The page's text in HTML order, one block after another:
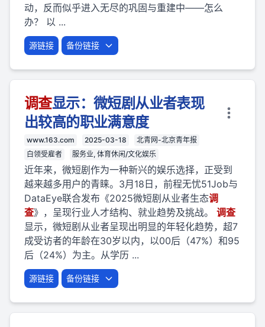
动，反而似乎进入无尽的巩固与重建中——怎么
办？ 以 ...
源链接 备份链接
调查显示：微短剧从业者表现
出较高的职业满意度
www.163.com 2025-03-18
北青网-北京青年报
白领受雇者
服务业, 体育休闲/文化娱乐
近年来，微短剧作为一种新兴的娱乐选择，正受到
越来越多用户的青睐。3月18日，前程无忧51Job与
DataEye联合发布《2025微短剧从业者生态调
查》，呈现行业人才结构、就业趋势及挑战。 调查
显示，微短剧从业者呈现出明显的年轻化趋势，超7
成受访者的年龄在30岁以内，以00后（47%）和95
后（24%）为主。从学历 ...
源链接 备份链接